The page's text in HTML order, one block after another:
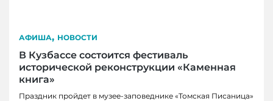
АФИША, НОВОСТИ
В Кузбассе состоится фестиваль
исторической реконструкции «Каменная
книга»
Праздник пройдет в музее-заповеднике «Томская Писаница»